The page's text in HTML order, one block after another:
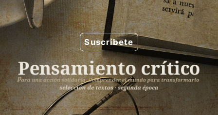
Saltar
al
contenido
Suscríbete